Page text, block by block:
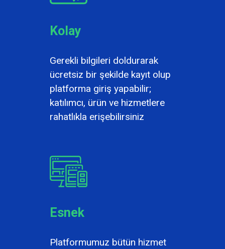
Kolay
Gerekli bilgileri doldurarak
ücretsiz bir şekilde kayıt olup
platforma giriş yapabilir;
katılımcı, ürün ve hizmetlere
rahatlıkla erişebilirsiniz
Esnek
Platformumuz bütün hizmet